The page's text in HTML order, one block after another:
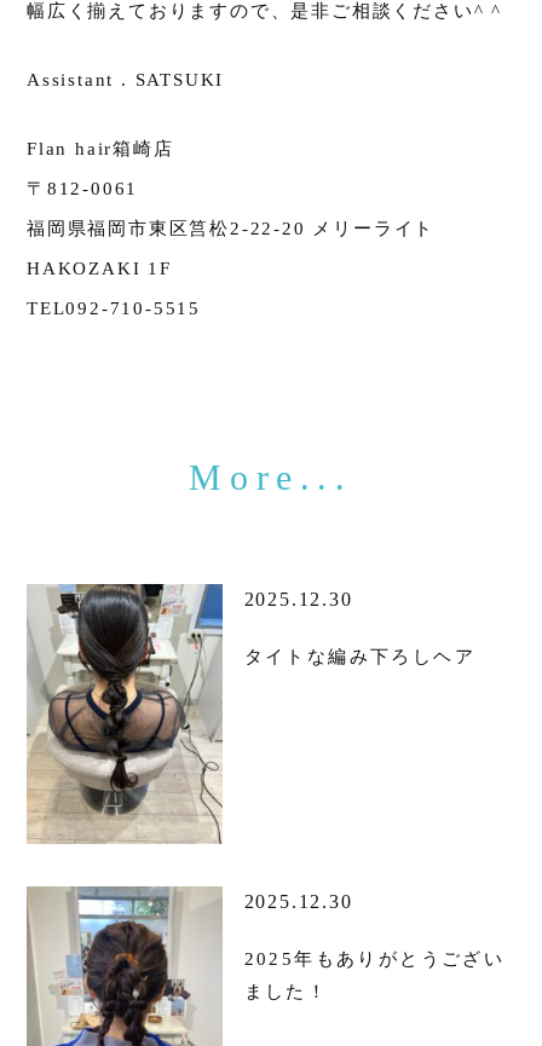
幅広く揃えておりますので、是非ご相談ください^ ^
Assistant . SATSUKI
Flan hair箱崎店
〒812-0061
福岡県福岡市東区筥松2-22-20 メリーライト
HAKOZAKI 1F
TEL092-710-5515
2025.12.30
タイトな編み下ろしヘア
2025.12.30
2025年もありがとうござい
ました！